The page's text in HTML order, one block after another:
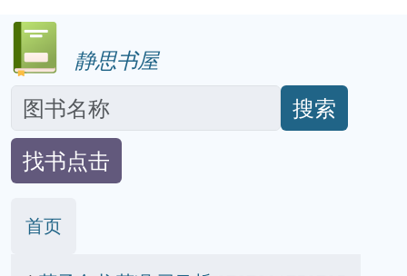
静思书屋
搜索
找书点击
首页